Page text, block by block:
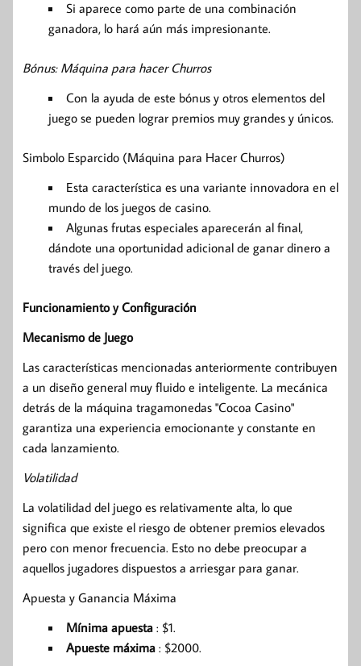
Si aparece como parte de una combinación
ganadora, lo hará aún más impresionante.
Bónus: Máquina para hacer Churros
Con la ayuda de este bónus y otros elementos del
juego se pueden lograr premios muy grandes y únicos.
Simbolo Esparcido (Máquina para Hacer Churros)
Esta característica es una variante innovadora en el
mundo de los juegos de casino.
Algunas frutas especiales aparecerán al final,
dándote una oportunidad adicional de ganar dinero a
través del juego.
Funcionamiento y Configuración
Mecanismo de Juego
Las características mencionadas anteriormente contribuyen
a un diseño general muy fluido e inteligente. La mecánica
detrás de la máquina tragamonedas "Cocoa Casino"
garantiza una experiencia emocionante y constante en
cada lanzamiento.
Volatilidad
La volatilidad del juego es relativamente alta, lo que
significa que existe el riesgo de obtener premios elevados
pero con menor frecuencia. Esto no debe preocupar a
aquellos jugadores dispuestos a arriesgar para ganar.
Apuesta y Ganancia Máxima
Mínima apuesta : $1.
Apueste máxima : $2000.